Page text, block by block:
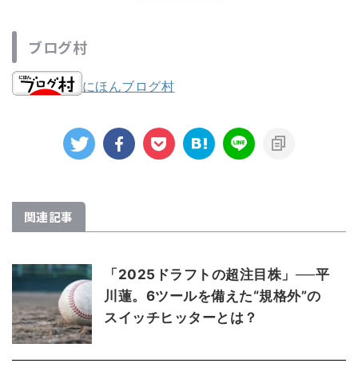
ブログ村
にほんブログ村
関連記事
「2025ドラフトの超注目株」──平
川蓮。6ツールを備えた“規格外”の
スイッチヒッターとは？